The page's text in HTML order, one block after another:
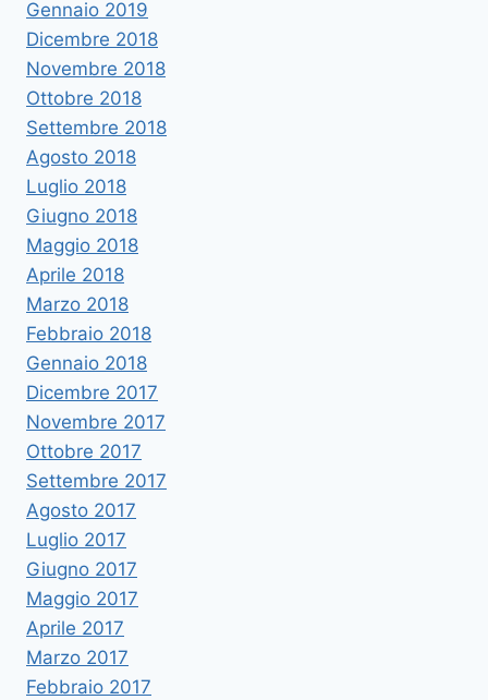
Gennaio 2019
Dicembre 2018
Novembre 2018
Ottobre 2018
Settembre 2018
Agosto 2018
Luglio 2018
Giugno 2018
Maggio 2018
Aprile 2018
Marzo 2018
Febbraio 2018
Gennaio 2018
Dicembre 2017
Novembre 2017
Ottobre 2017
Settembre 2017
Agosto 2017
Luglio 2017
Giugno 2017
Maggio 2017
Aprile 2017
Marzo 2017
Febbraio 2017